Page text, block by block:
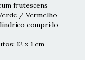
frutescens
/ Vermelho
comprido
12 x 1 cm